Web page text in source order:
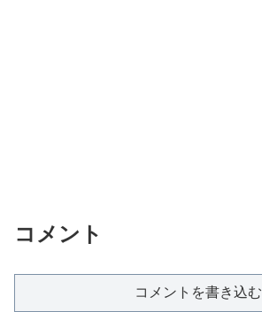
コメント
コメントを書き込む